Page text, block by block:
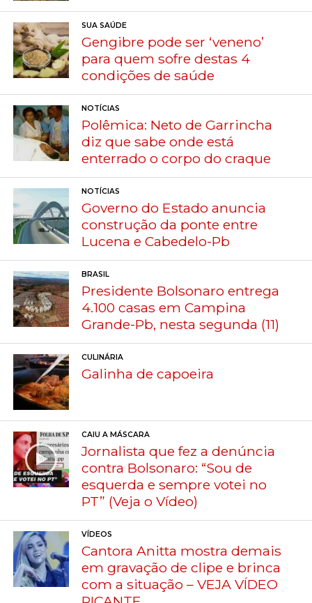
SUA SAÚDE
Gengibre pode ser ‘veneno’
para quem sofre destas 4
condições de saúde
NOTÍCIAS
Polêmica: Neto de Garrincha
diz que sabe onde está
enterrado o corpo do craque
NOTÍCIAS
Governo do Estado anuncia
construção da ponte entre
Lucena e Cabedelo-Pb
BRASIL
Presidente Bolsonaro entrega
4.100 casas em Campina
Grande-Pb, nesta segunda (11)
CULINÁRIA
Galinha de capoeira
CAIU A MÁSCARA
Jornalista que fez a denúncia
contra Bolsonaro: “Sou de
esquerda e sempre votei no
PT” (Veja o Vídeo)
VÍDEOS
Cantora Anitta mostra demais
em gravação de clipe e brinca
com a situação – VEJA VÍDEO